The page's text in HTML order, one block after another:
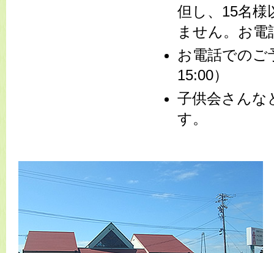
但し、15名様
ません。お
お電話での
15:00）
子供会さんな
す。